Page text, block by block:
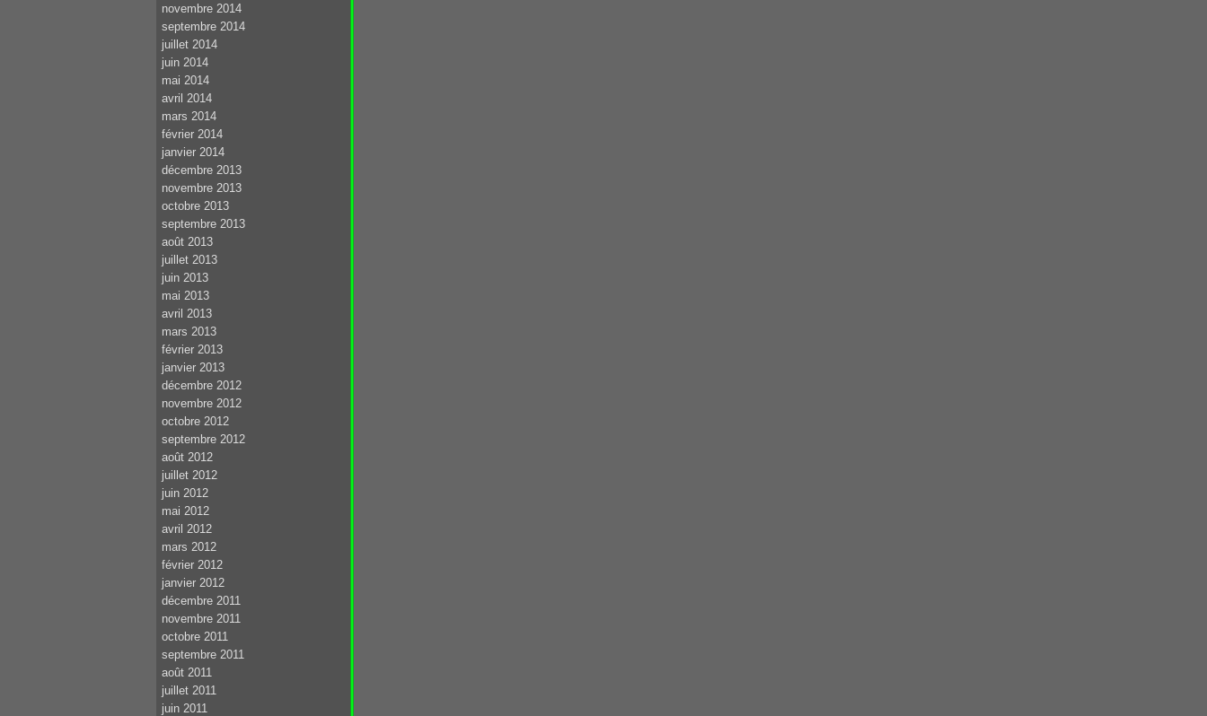
novembre 2014
septembre 2014
juillet 2014
juin 2014
mai 2014
avril 2014
mars 2014
février 2014
janvier 2014
décembre 2013
novembre 2013
octobre 2013
septembre 2013
août 2013
juillet 2013
juin 2013
mai 2013
avril 2013
mars 2013
février 2013
janvier 2013
décembre 2012
novembre 2012
octobre 2012
septembre 2012
août 2012
juillet 2012
juin 2012
mai 2012
avril 2012
mars 2012
février 2012
janvier 2012
décembre 2011
novembre 2011
octobre 2011
septembre 2011
août 2011
juillet 2011
juin 2011